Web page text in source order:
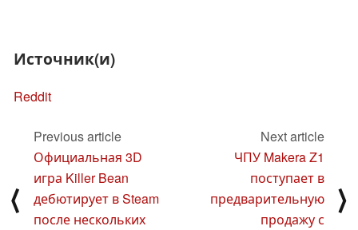
Источник(и)
Reddit
⟨
Previous article
Официальная 3D
игра Killer Bean
дебютирует в Steam
после нескольких
Next article
ЧПУ Makera Z1
поступает в
предварительную
продажу с
⟩